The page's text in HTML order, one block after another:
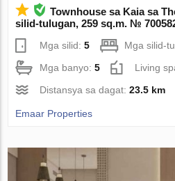
Townhouse sa Kaia sa
silid-tulugan, 259 sq.m. №
Mga silid:5 Mga silid-
Mga banyo:5 Living
Distansya sa dagat:23.5 km
Emaar Properties